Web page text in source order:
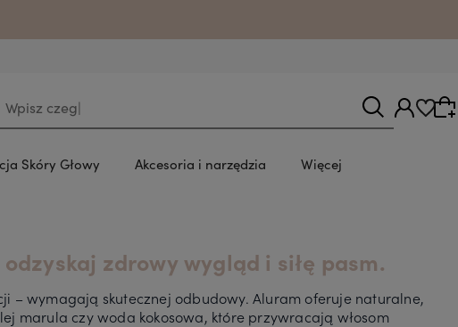
lub zaloguj się, aby przywrócić dodane
produkty do listy z poprzedniej sesji.
Skóry Głowy Akcesoria i narzędzia Więcej
zdrowy wygląd i siłę pasm.
– wymagają skutecznej odbudowy. Aluram oferuje naturalne,
marula czy woda kokosowa, które przywracają włosom